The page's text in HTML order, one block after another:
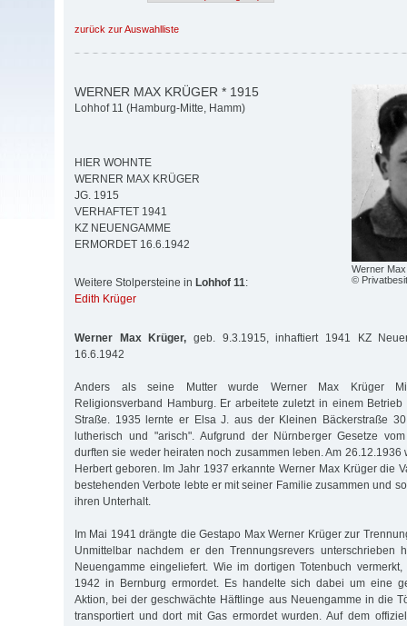
zurück zur Auswahlliste
Werner
©
WERNER MAX KRÜGER * 1915
Lohhof 11 (Hamburg-Mitte, Hamm)
HIER WOHNTE
WERNER MAX KRÜGER
JG. 1915
VERHAFTET 1941
KZ NEUENGAMME
ERMORDET 16.6.1942
Weitere Stolpersteine in Lohhof 11:
Edith Krüger
Werner Max Krüger, geb. 9.3.1915, inhaftiert 1941 KZ
16.6.1942
Anders als seine Mutter wurde Werner Max Krüger
Religionsverband Hamburg. Er arbeitete zuletzt in einem
Straße. 1935 lernte er Elsa J. aus der Kleinen Bäckerstraße
lutherisch und "arisch". Aufgrund der Nürnberger Gesetze
durften sie weder heiraten noch zusammen leben. Am 26.12.1936
Herbert geboren. Im Jahr 1937 erkannte Werner Max Krüger die
bestehenden Verbote lebte er mit seiner Familie zusammen und
ihren Unterhalt.
Im Mai 1941 drängte die Gestapo Max Werner Krüger zur
Unmittelbar nachdem er den Trennungsrevers unterschrieben
Neuengamme eingeliefert. Wie im dortigen Totenbuch
1942 in Bernburg ermordet. Es handelte sich dabei um eine
Aktion, bei der geschwächte Häftlinge aus Neuengamme in die
transportiert und dort mit Gas ermordet wurden. Auf dem